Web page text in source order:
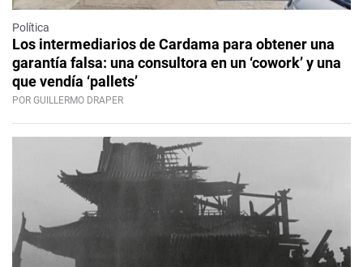
Política
Los intermediarios de Cardama para obtener una
garantía falsa: una consultora en un ‘cowork’ y una
que vendía ‘pallets’
POR GUILLERMO DRAPER